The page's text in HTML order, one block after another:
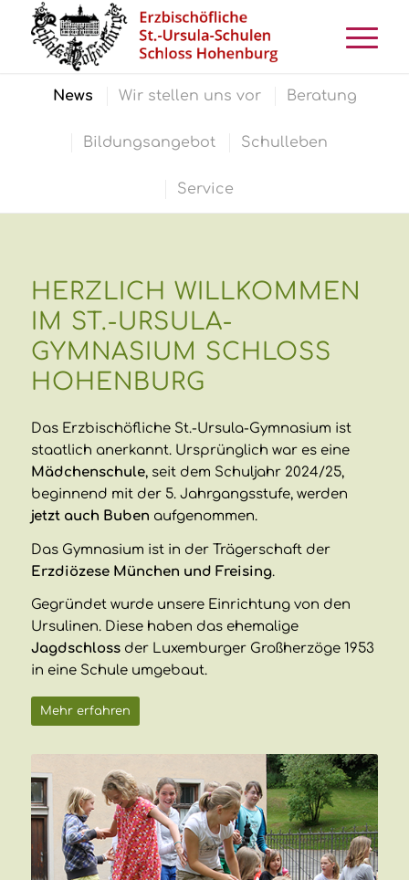
News Wir stellen uns vor Beratung
Bildungsangebot Schulleben
Service
HERZLICH WILLKOMMEN
IM ST.-URSULA-
GYMNASIUM SCHLOSS
HOHENBURG
Das Erzbischöfliche St.-Ursula-Gymnasium ist
staatlich anerkannt. Ursprünglich war es eine
Mädchenschule, seit dem Schuljahr 2024/25,
beginnend mit der 5. Jahrgangsstufe, werden
jetzt auch Buben aufgenommen.
Das Gymnasium ist in der Trägerschaft der
Erzdiözese München und Freising.
Gegründet wurde unsere Einrichtung von den
Ursulinen. Diese haben das ehemalige
Jagdschlossder Luxemburger Großherzöge 1953
in eine Schule umgebaut.
Mehr erfahren